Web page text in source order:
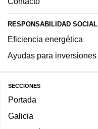
RESPONSABILIDAD SOCIAL
Eficiencia energética
Ayudas para inversiones
SECCIONES
Portada
Galicia